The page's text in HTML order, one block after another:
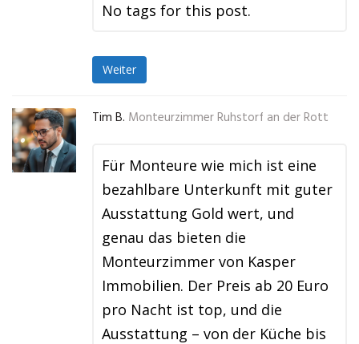
No tags for this post.
Weiter
Tim B. Monteurzimmer Ruhstorf an der Rott
Für Monteure wie mich ist eine
bezahlbare Unterkunft mit guter
Ausstattung Gold wert, und
genau das bieten die
Monteurzimmer von Kasper
Immobilien. Der Preis ab 20 Euro
pro Nacht ist top, und die
Ausstattung – von der Küche bis